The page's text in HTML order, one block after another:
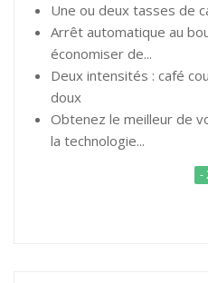
Une ou deux tasses de
Arrêt automatique au
économiser de...
Deux intensités : café
doux
Obtenez le meilleur de
la technologie...
-